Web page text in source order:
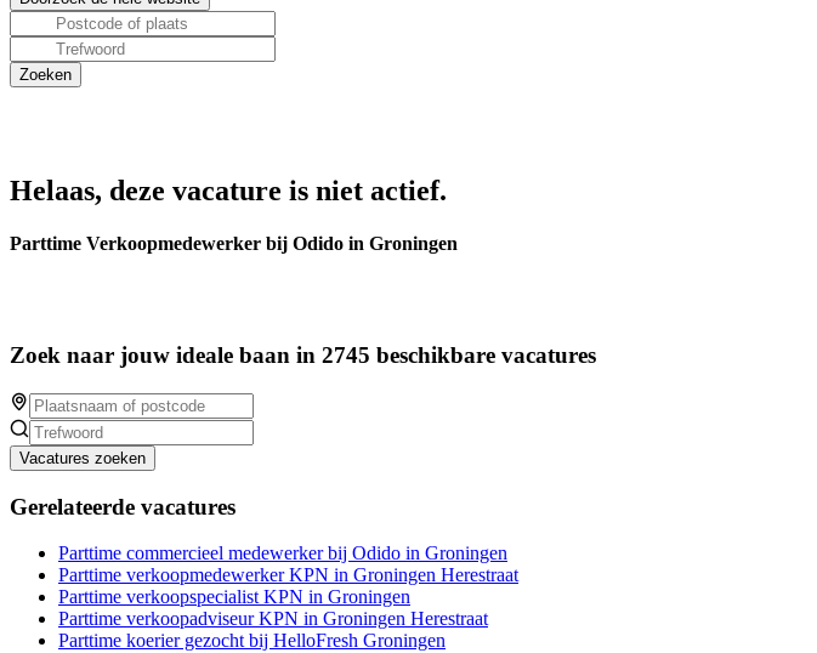
Helaas, deze vacature is niet actief.
Parttime Verkoopmedewerker bij Odido in Groningen
Zoek naar jouw ideale baan in 2745 beschikbare vacatures
Vacatures zoeken
Gerelateerde vacatures
Parttime commercieel medewerker bij Odido in Groningen
Parttime verkoopmedewerker KPN in Groningen Herestraat
Parttime verkoopspecialist KPN in Groningen
Parttime verkoopadviseur KPN in Groningen Herestraat
Parttime koerier gezocht bij HelloFresh Groningen